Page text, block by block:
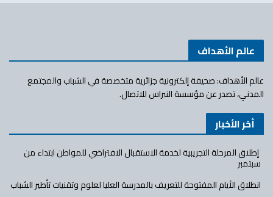
عالم الأهداف
عالم الأهداف: صحيفة إلكترونية جزائرية متخصصة في الشباب والمجتمع
المدني، تصدر عن مؤسسة النبراس للاتصال.
أخر الأخبار
إطلاق المرحلة التجريبية لخدمة الاستقبال الافتراضي للمواطن ابتداء من
سبتمبر
انطلاق الأيام المفتوحة للتعريف بالمدرسة العليا لعلوم وتقنيات تأطير الشباب